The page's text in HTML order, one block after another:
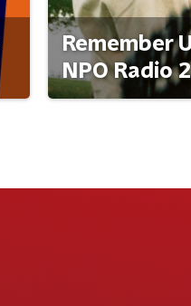
Remember
NPO Radio